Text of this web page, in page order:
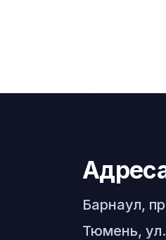
Барнаул,
Тюмень,